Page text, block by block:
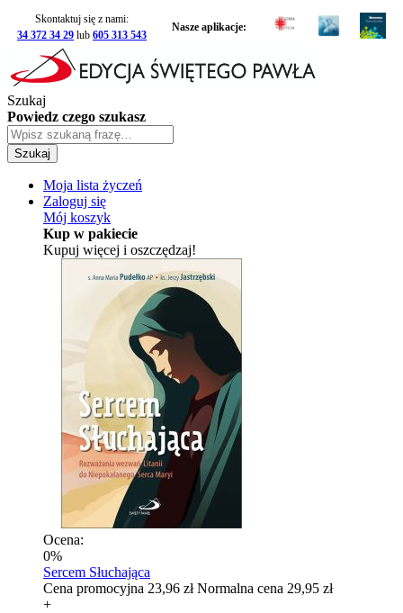
Skontaktuj się z nami:
34 372 34 29 lub 605 313 543
Nasze aplikacje:
Szukaj
Powiedz czego szukasz
Szukaj
Moja lista życzeń
Zaloguj się
Mój koszyk
Kup w pakiecie
Kupuj więcej i oszczędzaj!
Ocena:
0%
Sercem Słuchająca
Cena promocyjna 23,96 zł Normalna cena 29,95 zł
+